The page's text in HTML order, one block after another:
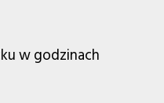
w godzinach